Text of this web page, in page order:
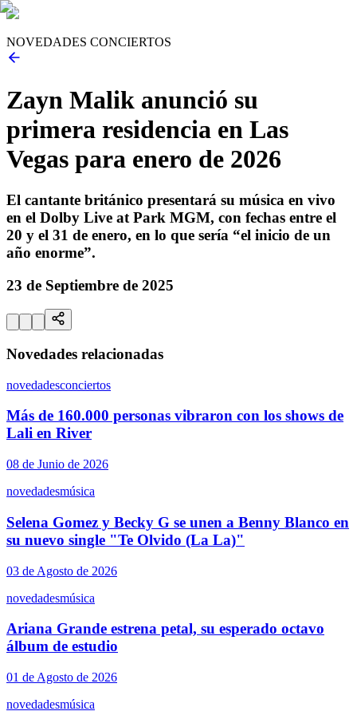
NOVEDADES CONCIERTOS
Zayn Malik anunció su
primera residencia en Las
Vegas para enero de 2026
El cantante británico presentará su música en vivo
en el Dolby Live at Park MGM, con fechas entre el
20 y el 31 de enero, en lo que sería “el inicio de un
año enorme”.
23 de Septiembre de 2025
Novedades relacionadas
novedadesconciertos
Más de 160.000 personas vibraron con los shows de
Lali en River
08 de Junio de 2026
novedadesmúsica
Selena Gomez y Becky G se unen a Benny Blanco en
su nuevo single "Te Olvido (La La)"
03 de Agosto de 2026
novedadesmúsica
Ariana Grande estrena petal, su esperado octavo
álbum de estudio
01 de Agosto de 2026
novedadesmúsica